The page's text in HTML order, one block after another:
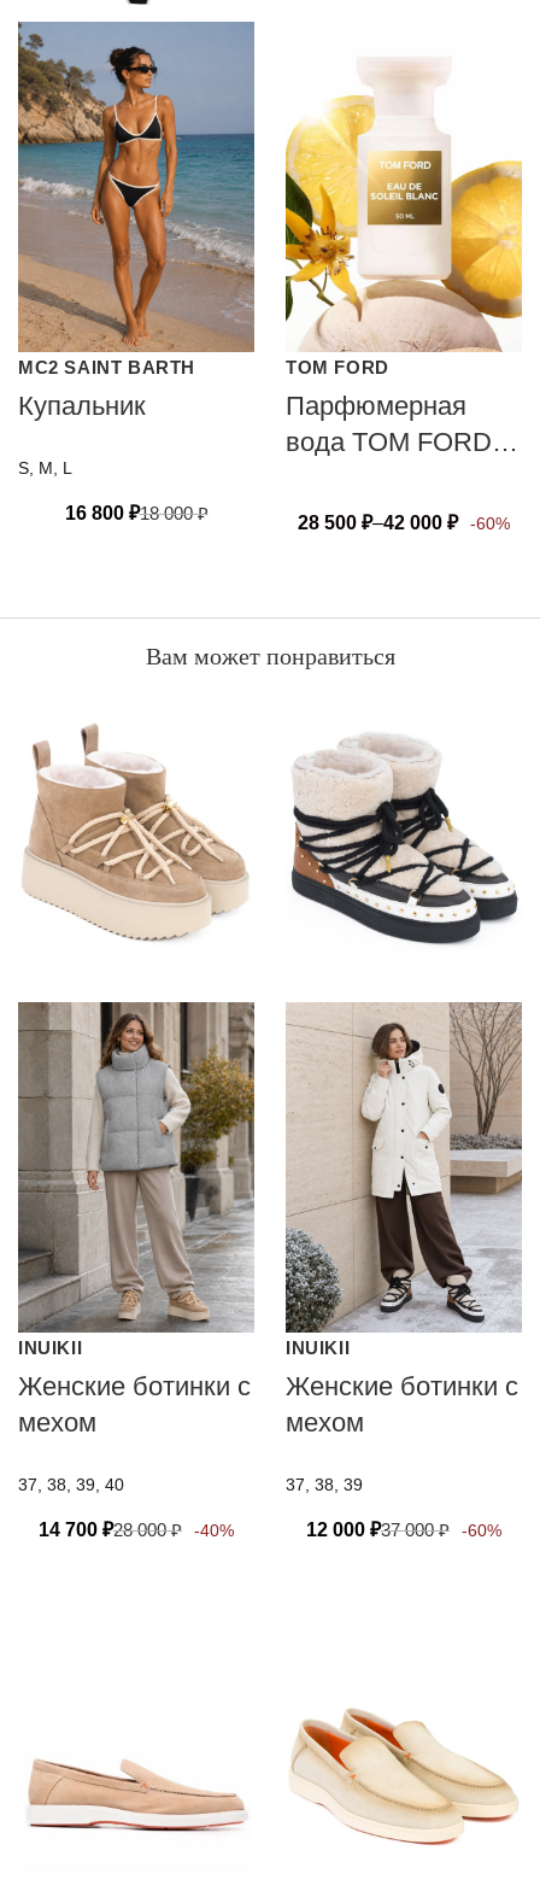
MC2 SAINT BARTH
Купальник
S, M, L
18 000₽
16 800 ₽
TOM FORD
Парфюмерная
вода TOM FORD
28 500 ₽–42 000 ₽ -60%
Вам может понравиться
INUIKII
Женские ботинки с
мехом
37, 38, 39, 40
14 700 ₽28 000₽ -40%
INUIKII
Женские ботинки с
мехом
37, 38, 39
12 000 ₽37 000₽ -60%